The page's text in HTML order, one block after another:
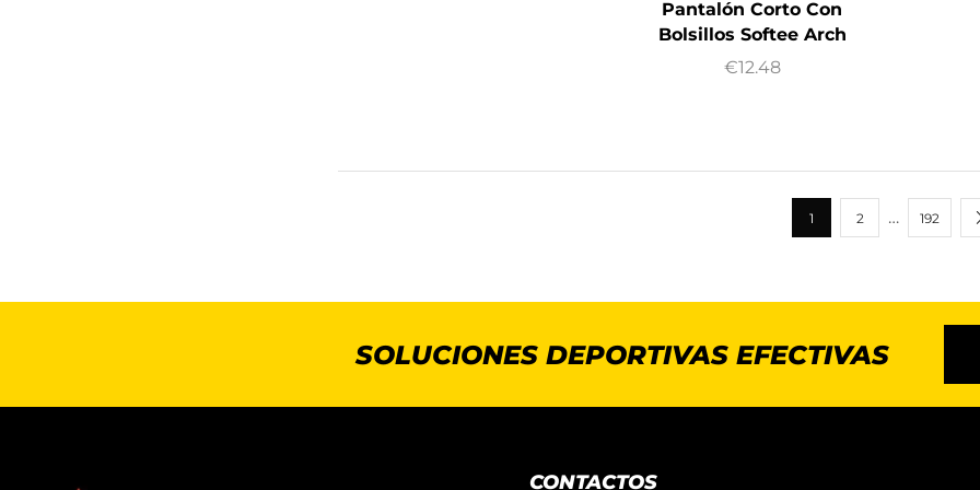
Pantalón Corto Con
Bolsillos Softee Arch
€12.48
1 2 … 192
SOLUCIONES DEPORTIVAS EFECTIVAS
CONTACTOS